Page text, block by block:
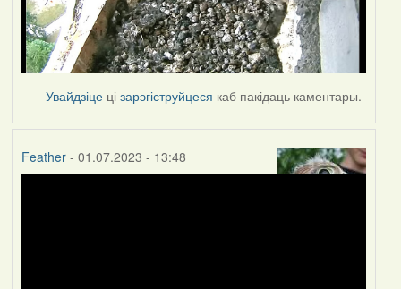
Увайдзіце цізарэгіструйцеся каб пакідаць каментары.
Feather- 01.07.2023 - 13:48